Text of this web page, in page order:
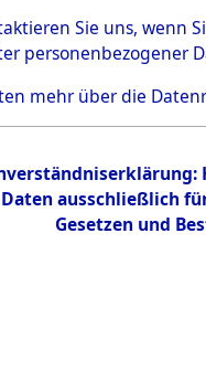
AlliierteSie uns, wenn
personenbezogener
mehr über die
Daten ausschließlich
Gesetzen und